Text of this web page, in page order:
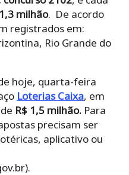
milhão. De acordo
registrados em:
Rio Grande do
hoje, quarta-feira
Loterias Caixa, em
R$ 1,5 milhão. Para
precisam ser
aplicativo ou